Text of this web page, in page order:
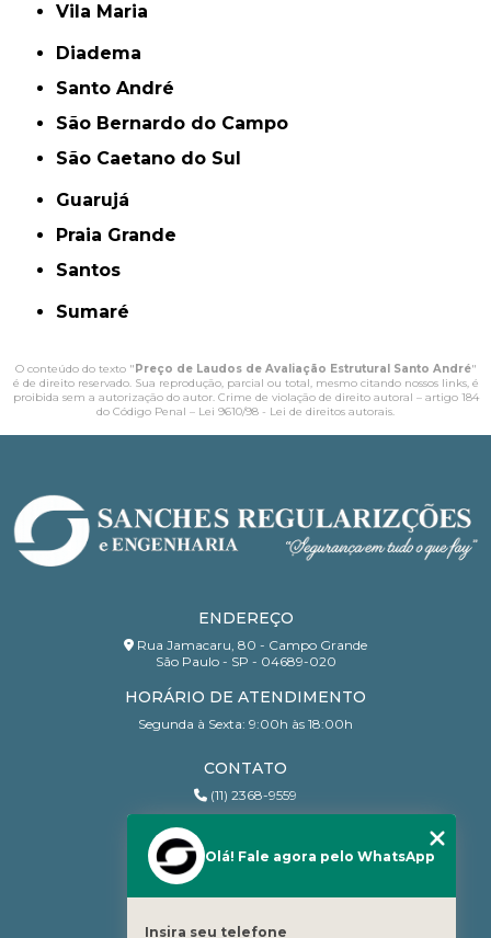
Vila Maria
Diadema
Santo André
São Bernardo do Campo
São Caetano do Sul
Guarujá
Praia Grande
Santos
Sumaré
O conteúdo do texto " Preço de Laudos de Avaliação Estrutural Santo André"
é de direito reservado. Sua reprodução, parcial ou total, mesmo citando nossos links, é
proibida sem a autorização do autor. Crime de violação de direito autoral – artigo 184
do Código Penal – Lei 9610/98 - Lei de direitos autorais.
ENDEREÇO
Rua Jamacaru, 80 - Campo Grande
São Paulo - SP - 04689-020
HORÁRIO DE ATENDIMENTO
Segunda à Sexta: 9:00h às 18:00h
CONTATO
(11) 2368-9559
contato@sanchesri.com.br
Olá! Fale agora pelo WhatsApp
Insira seu telefone